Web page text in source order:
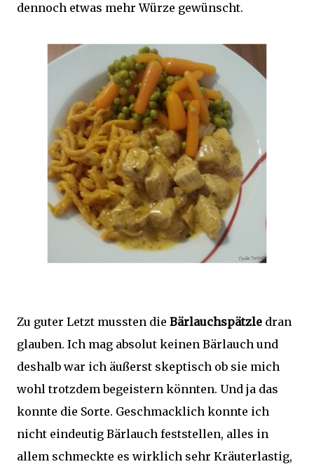
dennoch etwas mehr Würze gewünscht.
Zu guter Letzt mussten die Bärlauchspätzle dran
glauben. Ich mag absolut keinen Bärlauch und
deshalb war ich äußerst skeptisch ob sie mich
wohl trotzdem begeistern könnten. Und ja das
konnte die Sorte. Geschmacklich konnte ich
nicht eindeutig Bärlauch feststellen, alles in
allem schmeckte es wirklich sehr Kräuterlastig,